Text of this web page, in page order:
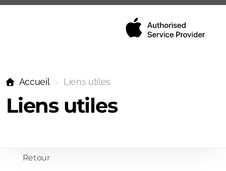
Accueil Liens utiles
Liens utiles
Retour
Mac
AppleWatch